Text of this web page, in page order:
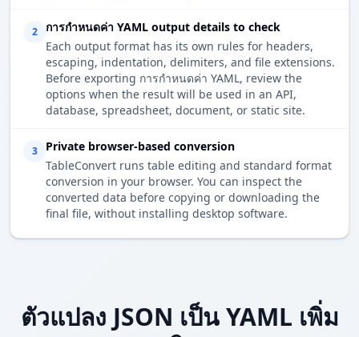
2
การกำหนดค่า YAML output details to check
Each output format has its own rules for headers,
escaping, indentation, delimiters, and file extensions.
Before exporting การกำหนดค่า YAML, review the
options when the result will be used in an API,
database, spreadsheet, document, or static site.
3
Private browser-based conversion
TableConvert runs table editing and standard format
conversion in your browser. You can inspect the
converted data before copying or downloading the
final file, without installing desktop software.
ตัวแปลง JSON เป็น YAML เพิ่ม